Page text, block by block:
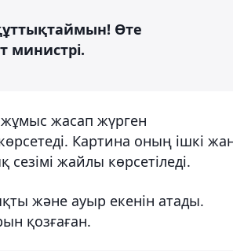
Өте
министрі.
жасап жүрген
Картина оның ішкі
жайлы көрсетіледі.
және ауыр екенін атады.
қозғаған.